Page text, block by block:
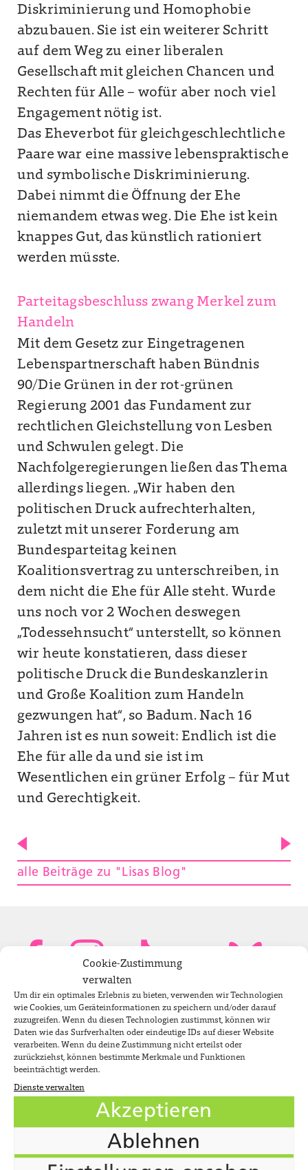
Cookie-Zustimmung
verwalten
Um dir ein optimales Erlebnis zu bieten, verwenden wir Technologien
wie Cookies, um Geräteinformationen zu speichern und/oder darauf
zuzugreifen. Wenn du diesen Technologien zustimmst, können wir
Daten wie das Surfverhalten oder eindeutige IDs auf dieser Website
verarbeiten. Wenn du deine Zustimmung nicht erteilst oder
zurückziehst, können bestimmte Merkmale und Funktionen
beeinträchtigt werden.
Dienste verwalten
Akzeptieren
Ablehnen
Diskriminierung und Homophobie
abzubauen. Sie ist ein weiterer Schritt
auf dem Weg zu einer liberalen
Gesellschaft mit gleichen Chancen und
Rechten für Alle – wofür aber noch viel
Engagement nötig ist.
Das Eheverbot für gleichgeschlechtliche
Paare war eine massive lebenspraktische
und symbolische Diskriminierung.
Dabei nimmt die Öffnung der Ehe
niemandem etwas weg. Die Ehe ist kein
knappes Gut, das künstlich rationiert
werden müsste.
Parteitagsbeschluss zwang Merkel zum
Handeln
Mit dem Gesetz zur Eingetragenen
Lebenspartnerschaft haben Bündnis
90/Die Grünen in der rot-grünen
Regierung 2001 das Fundament zur
rechtlichen Gleichstellung von Lesben
und Schwulen gelegt. Die
Nachfolgeregierungen ließen das Thema
allerdings liegen. „Wir haben den
politischen Druck aufrechterhalten,
zuletzt mit unserer Forderung am
Bundesparteitag keinen
Koalitionsvertrag zu unterschreiben, in
dem nicht die Ehe für Alle steht. Wurde
uns noch vor 2 Wochen deswegen
„Todessehnsucht“ unterstellt, so können
wir heute konstatieren, dass dieser
politische Druck die Bundeskanzlerin
und Große Koalition zum Handeln
gezwungen hat“, so Badum. Nach 16
Jahren ist es nun soweit: Endlich ist die
Ehe für alle da und sie ist im
Wesentlichen ein grüner Erfolg – für Mut
und Gerechtigkeit.
alle Beiträge zu "Lisas Blog"
Bundestagsabgeordnete
Newsletter
Impressum
Datenschutzerklärung